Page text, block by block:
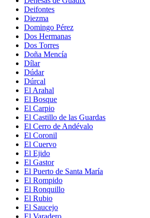
Deifontes
Diezma
Domingo Pérez
Dos Hermanas
Dos Torres
Doña Mencía
Dílar
Dúdar
Dúrcal
El Arahal
El Bosque
El Carpio
El Castillo de las Guardas
El Cerro de Andévalo
El Coronil
El Cuervo
El Ejido
El Gastor
El Puerto de Santa María
El Rompido
El Ronquillo
El Rubio
El Saucejo
El Varadero